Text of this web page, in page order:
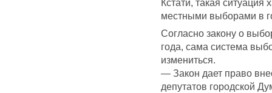
Кстати, такая
местными выборами в
Согласно закону о
года, сама система
измениться.
— Закон дает право
депутатов городской